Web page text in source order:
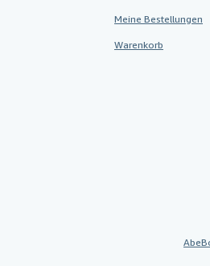
Meine Bestellungen
Warenkorb